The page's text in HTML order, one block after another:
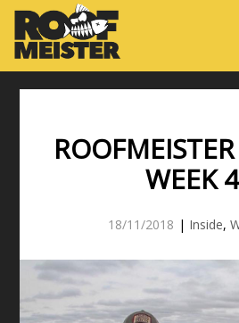
WEEK
18/11/2018 | Inside,